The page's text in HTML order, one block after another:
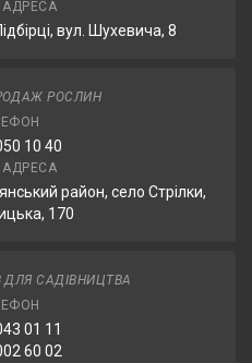
вул. Шухевича, 8
РОСЛИН
10 40
район, село Стрілки,
170
САДІВНИЦТВА
01 11
60 02